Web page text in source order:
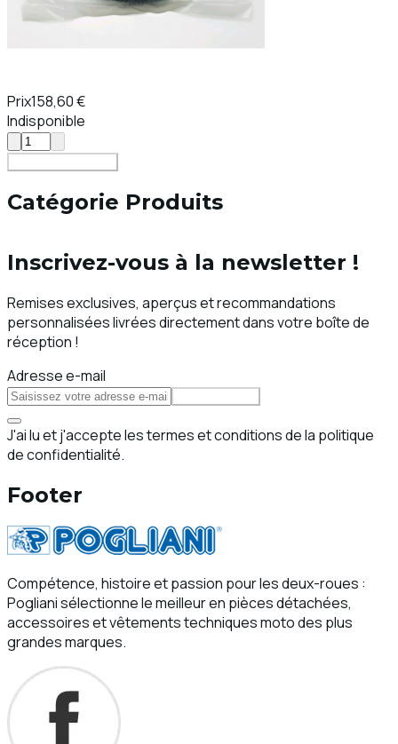
Prix158,60 €
Indisponible
Catégorie Produits
Inscrivez-vous à la newsletter !
Remises exclusives, aperçus et recommandations
personnalisées livrées directement dans votre boîte de
réception !
Adresse e-mail
J'ai lu et j'accepte les termes et conditions de la politique
de confidentialité.
Footer
Compétence, histoire et passion pour les deux-roues :
Pogliani sélectionne le meilleur en pièces détachées,
accessoires et vêtements techniques moto des plus
grandes marques.